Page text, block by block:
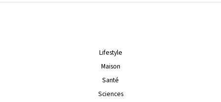
Lifestyle
Maison
Santé
Sciences